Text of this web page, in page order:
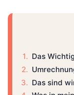
Das
Das sind